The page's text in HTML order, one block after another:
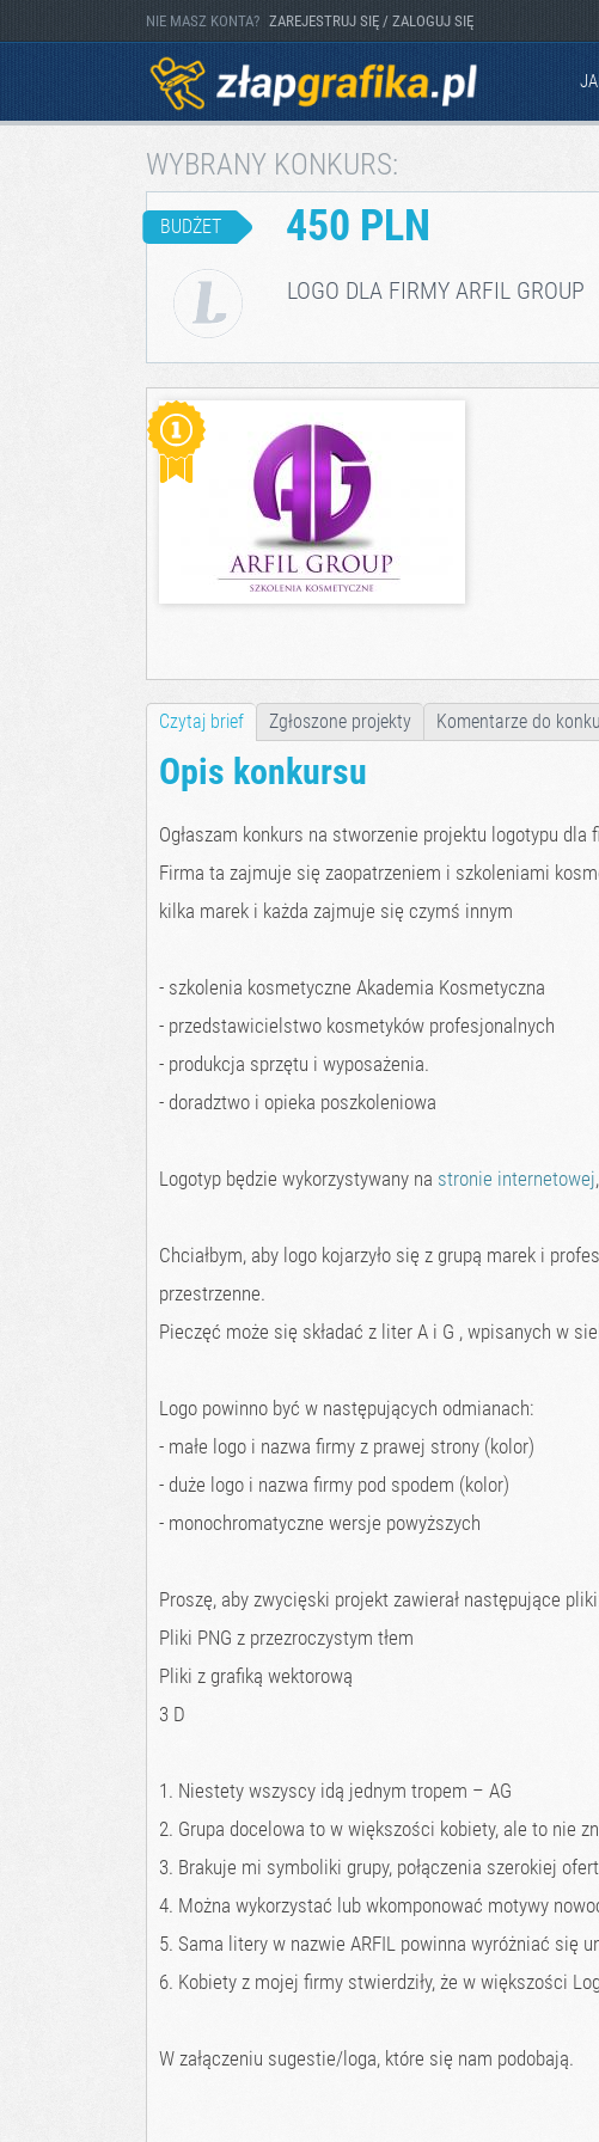
NIE MASZ KONTA? ZAREJESTRUJ SIĘ / ZALOGUJ SIĘ
WYBRANY KONKURS:
BUDŻET 450 PLN
LOGO DLA FIRMY ARFIL GROUP
Czytaj brief Zgłoszone projekty Komentarze do
Opis konkursu
Ogłaszam konkurs na stworzenie projektu logotypu dla
Firma ta zajmuje się zaopatrzeniem i szkoleniami
kilka marek i każda zajmuje się czymś innym
- szkolenia kosmetyczne Akademia Kosmetyczna
- przedstawicielstwo kosmetyków profesjonalnych
- produkcja sprzętu i wyposażenia.
- doradztwo i opieka poszkoleniowa
Logotyp będzie wykorzystywany na stronie internetowej
Chciałbym, aby logo kojarzyło się z grupą marek i
przestrzenne.
Pieczęć może się składać z liter A i G , wpisanych w
Logo powinno być w następujących odmianach:
- małe logo i nazwa firmy z prawej strony (kolor)
- duże logo i nazwa firmy pod spodem (kolor)
- monochromatyczne wersje powyższych
Proszę, aby zwycięski projekt zawierał następujące
Pliki PNG z przezroczystym tłem
Pliki z grafiką wektorową
3 D
1. Niestety wszyscy idą jednym tropem – AG
2. Grupa docelowa to w większości kobiety, ale to nie
3. Brakuje mi symboliki grupy, połączenia szerokiej
4. Można wykorzystać lub wkomponować motywy
5. Sama litery w nazwie ARFIL powinna wyróżniać się
6. Kobiety z mojej firmy stwierdziły, że w większości
W załączeniu sugestie/loga, które się nam podobają.